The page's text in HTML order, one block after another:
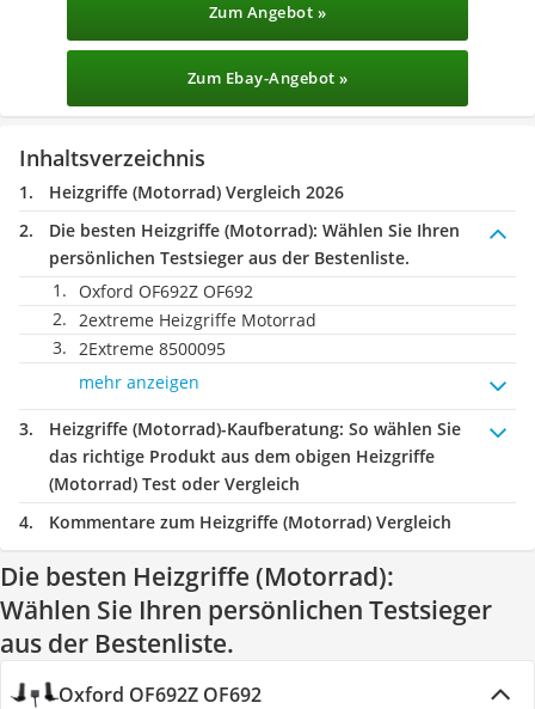
Zum Angebot »
Zum Ebay-Angebot »
Inhaltsverzeichnis
Heizgriffe (Motorrad) Vergleich 2026
Die besten Heizgriffe (Motorrad): Wählen Sie Ihren
persönlichen Testsieger aus der Bestenliste.
Oxford OF692Z OF692
2extreme Heizgriffe Motorrad
2Extreme 8500095
mehr anzeigen
Heizgriffe (Motorrad)-Kaufberatung: So wählen Sie
das richtige Produkt aus dem obigen Heizgriffe
(Motorrad) Test oder Vergleich
Kommentare zum Heizgriffe (Motorrad) Vergleich
Die besten Heizgriffe (Motorrad):
Wählen Sie Ihren persönlichen Testsieger
aus der Bestenliste.
Oxford OF692Z OF692